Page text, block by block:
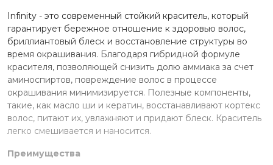
Infinity - это современный стойкий краситель, который
гарантирует бережное отношение к здоровью волос,
бриллиантовый блеск и восстановление структуры во
время окрашивания. Благодаря гибридной формуле
красителя, позволяющей снизить долю аммиака за счет
аминоспиртов, повреждение волос в процессе
окрашивания минимизируется. Полезные компоненты,
такие, как масло ши и кератин, восстанавливают кортекс
волос, питают их, увлажняют и придают блеск. Краситель
легко смешивается и наносится.
Преимущества